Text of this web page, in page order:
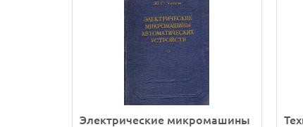
Электрические микромашины